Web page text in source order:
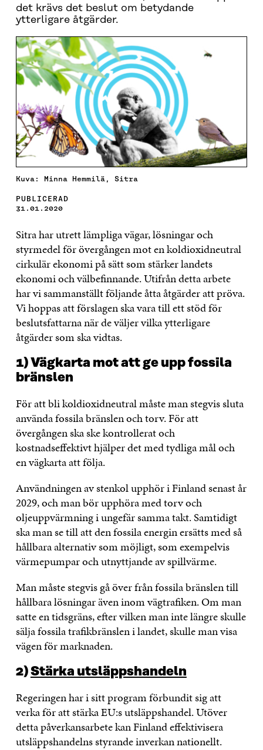
det krävs det beslut om betydande
ytterligare åtgärder.
Kuva: Minna Hemmilä, Sitra
PUBLICERAD
31.01.2020
Sitra har utrett lämpliga vägar, lösningar och
styrmedel för övergången mot en koldioxidneutral
cirkulär ekonomi på sätt som stärker landets
ekonomi och välbefinnande. Utifrån detta arbete
har vi sammanställt följande åtta åtgärder att pröva.
Vi hoppas att förslagen ska vara till ett stöd för
beslutsfattarna när de väljer vilka ytterligare
åtgärder som ska vidtas.
1) Vägkarta mot att ge upp fossila
bränslen
För att bli koldioxidneutral måste man stegvis sluta
använda fossila bränslen och torv. För att
övergången ska ske kontrollerat och
kostnadseffektivt hjälper det med tydliga mål och
en vägkarta att följa.
Användningen av stenkol upphör i Finland senast år
2029, och man bör upphöra med torv och
oljeuppvärmning i ungefär samma takt. Samtidigt
ska man se till att den fossila energin ersätts med så
hållbara alternativ som möjligt, som exempelvis
värmepumpar och utnyttjande av spillvärme.
Man måste stegvis gå över från fossila bränslen till
hållbara lösningar även inom vägtrafiken. Om man
satte en tidsgräns, efter vilken man inte längre skulle
sälja fossila trafikbränslen i landet, skulle man visa
vägen för marknaden.
2)Stärka utsläppshandeln
Regeringen har i sitt program förbundit sig att
verka för att stärka EU:s utsläppshandel. Utöver
detta påverkansarbete kan Finland effektivisera
utsläppshandelns styrande inverkan nationellt.